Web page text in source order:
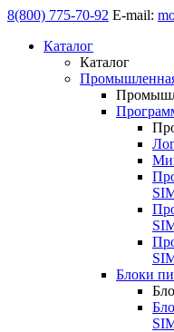
8(800) 775-70-92 E-mail:
Каталог
Каталог
Блоки